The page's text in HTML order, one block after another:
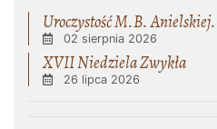
Uroczystość M.B. Anielskiej.
02 sierpnia 2026
XVII Niedziela Zwykła
26 lipca 2026